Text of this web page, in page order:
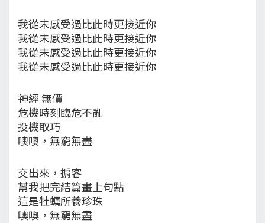
我從未感受過比此時更接近你
我從未感受過比此時更接近你
我從未感受過比此時更接近你
我從未感受過比此時更接近你
神經 無價
危機時刻臨危不亂
投機取巧
噢噢，無窮無盡
交出來，掮客
幫我把完結篇畫上句點
這是牡蠣所養珍珠
噢噢，無窮無盡